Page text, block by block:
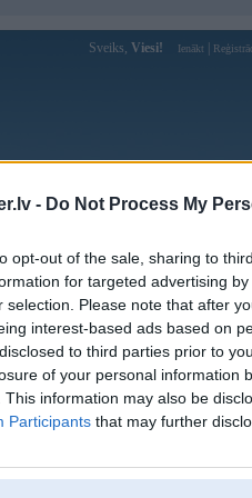
- Do Not Process My
opt-out of the sale, sharing to
for targeted advertising
selection. Please note that after
interest-based ads based on
to third parties prior to
of your personal information
This information may also be
Participants that may further
Sveiks, Viesi! Ienākt
Forums Galerijas
Lietotāja
Lietotājvārds:
Ziņojumi forumā: